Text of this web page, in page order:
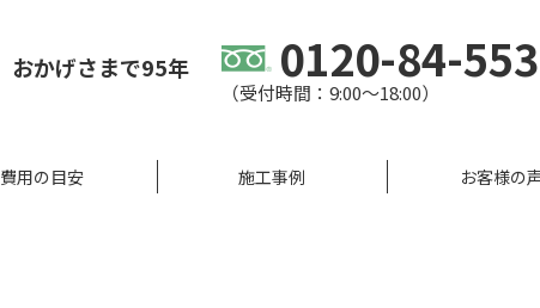
おかげさまで95年 0120-84-
（受付時間：9:00〜18:00）
費用の目安 施工事例 お客様の